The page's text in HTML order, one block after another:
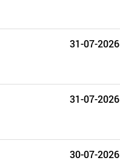
31-07-2026
31-07-2026
30-07-2026